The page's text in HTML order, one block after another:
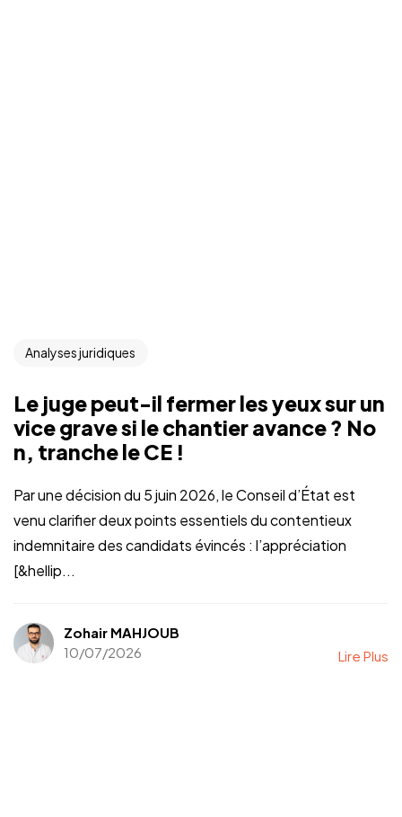
Analyses juridiques
Le juge peut-il fermer les yeux sur un
vice grave si le chantier avance ? No
n, tranche le CE !
Par une décision du 5 juin 2026, le Conseil d’État est
venu clarifier deux points essentiels du contentieux
indemnitaire des candidats évincés : l’appréciation
[&hellip...
Zohair MAHJOUB
10/07/2026
Lire Plus